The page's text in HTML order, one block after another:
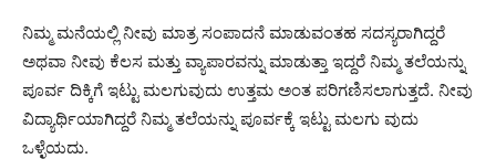
ನಿಮ್ಮ ಮನೆಯಲ್ಲಿ ನೀವು ಮಾತ್ರ ಸಂಪಾದನೆ ಮಾಡುವಂತಹ ಸದಸ್ಯರಾಗಿದ್ದರೆ
ಅಥವಾ ನೀವು ಕೆಲಸ ಮತ್ತು ವ್ಯಾಪಾರವನ್ನು ಮಾಡುತ್ತಾ ಇದ್ದರೆ ನಿಮ್ಮ ತಲೆಯನ್ನು
ಪೂರ್ವ ದಿಕ್ಕಿಗೆ ಇಟ್ಟು ಮಲಗುವುದು ಉತ್ತಮ ಅಂತ ಪರಿಗಣಿಸಲಾಗುತ್ತದೆ. ನೀವು
ವಿದ್ಯಾರ್ಥಿಯಾಗಿದ್ದರೆ ನಿಮ್ಮ ತಲೆಯನ್ನು ಪೂರ್ವಕ್ಕೆ ಇಟ್ಟು ಮಲಗು ವುದು
ಒಳ್ಳೆಯದು.